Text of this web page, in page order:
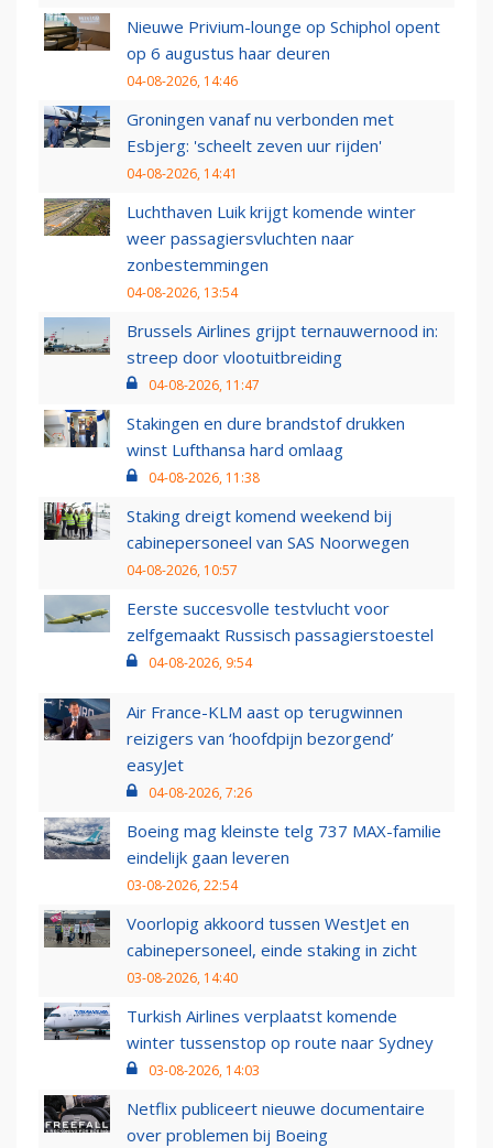
Nieuwe Privium-lounge op Schiphol opent
op 6 augustus haar deuren
04-08-2026, 14:46
Groningen vanaf nu verbonden met
Esbjerg: 'scheelt zeven uur rijden'
04-08-2026, 14:41
Luchthaven Luik krijgt komende winter
weer passagiersvluchten naar
zonbestemmingen
04-08-2026, 13:54
Brussels Airlines grijpt ternauwernood in:
streep door vlootuitbreiding
04-08-2026, 11:47
Stakingen en dure brandstof drukken
winst Lufthansa hard omlaag
04-08-2026, 11:38
Staking dreigt komend weekend bij
cabinepersoneel van SAS Noorwegen
04-08-2026, 10:57
Eerste succesvolle testvlucht voor
zelfgemaakt Russisch passagierstoestel
04-08-2026, 9:54
Air France-KLM aast op terugwinnen
reizigers van ‘hoofdpijn bezorgend’
easyJet
04-08-2026, 7:26
Boeing mag kleinste telg 737 MAX-familie
eindelijk gaan leveren
03-08-2026, 22:54
Voorlopig akkoord tussen WestJet en
cabinepersoneel, einde staking in zicht
03-08-2026, 14:40
Turkish Airlines verplaatst komende
winter tussenstop op route naar Sydney
03-08-2026, 14:03
Netflix publiceert nieuwe documentaire
over problemen bij Boeing